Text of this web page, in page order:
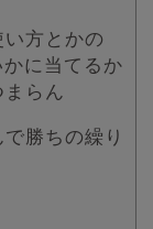
方とかの
に当てるか
らん
勝ちの繰り